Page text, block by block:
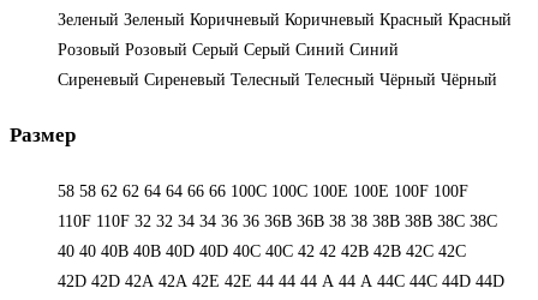
Зеленый Зеленый Коричневый Коричневый Красный Красный
Розовый Розовый Серый Серый Синий Синий
Сиреневый Сиреневый Телесный Телесный Чёрный Чёрный
Размер
58 58 62 62 64 64 66 66 100C 100C 100E 100E 100F 100F
110F 110F 32 32 34 34 36 36 36B 36B 38 38 38B 38B 38С 38С
40 40 40B 40B 40D 40D 40С 40С 42 42 42B 42B 42C 42C
42D 42D 42А 42А 42Е 42Е 44 44 44 А 44 А 44C 44C 44D 44D